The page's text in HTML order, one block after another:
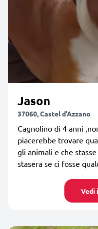
Jason
37060, Castel d'Azzano
Cagnolino di 4 anni
piacerebbe trovare
gli animali e che
stasera se ci fosse
Vedi